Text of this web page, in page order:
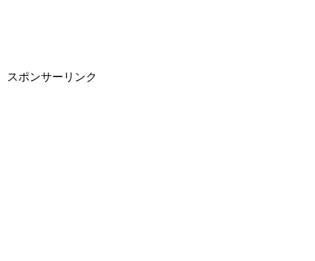
スポンサーリンク